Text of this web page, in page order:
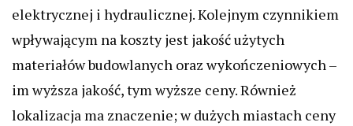
elektrycznej i hydraulicznej. Kolejnym czynnikiem
wpływającym na koszty jest jakość użytych
materiałów budowlanych oraz wykończeniowych –
im wyższa jakość, tym wyższe ceny. Również
lokalizacja ma znaczenie; w dużych miastach ceny